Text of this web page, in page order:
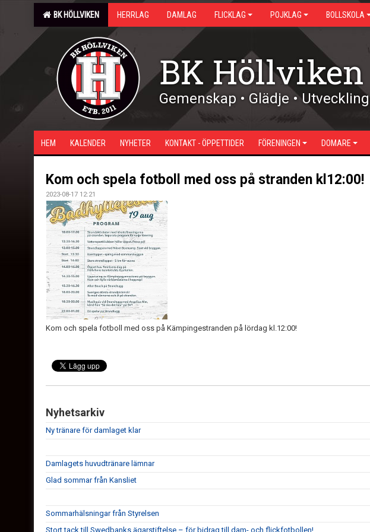
BK HÖLLVIKEN HERRLAG DAMLAG FLICKLAG POJKLAG BOLLSKOLA
BK Höllviken
Gemenskap • Glädje • Utveckling
HEM KALENDER NYHETER KONTAKT - ÖPPETTIDER FÖRENINGEN DOMARE
Kom och spela fotboll med oss på stranden kl12:00!
2023-08-17 12:21
Kom och spela fotboll med oss på Kämpingestranden på lördag kl.12:00!
Nyhetsarkiv
Ny tränare för damlaget klar
Damlagets huvudtränare lämnar
Glad sommar från Kansliet
Sommarhälsningar från Styrelsen
Stort tack till Swedbanks ägarstiftelse – för bidrag till dam- och flickfotbollen!